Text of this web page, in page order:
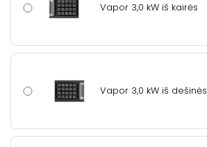
Vapor 3,0 kW iš kairės
Vapor 3,0 kW iš dešinės